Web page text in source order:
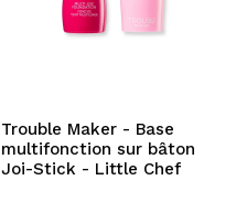
Trouble Maker - Base
multifonction sur bâton
Joi-Stick - Little Chef